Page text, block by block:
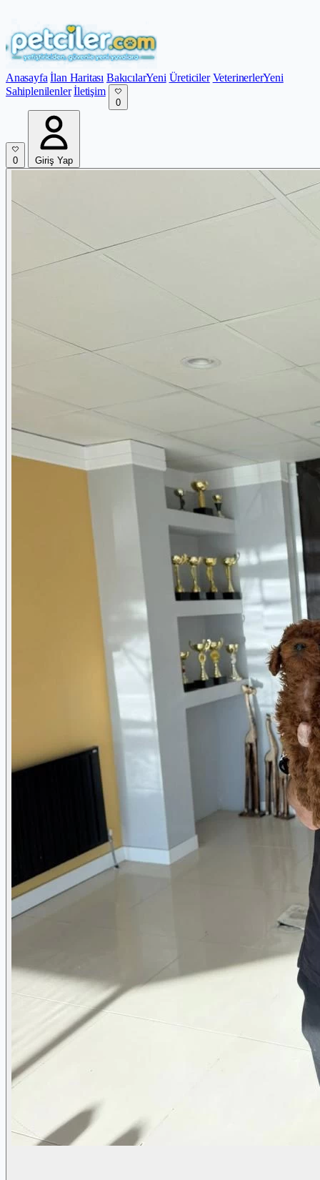
Anasayfa İlan Haritası BakıcılarYeni Üreticiler VeterinerlerYeni
Sahiplenilenler İletişim
0
0 Giriş Yap